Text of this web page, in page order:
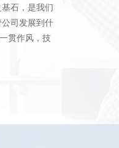
石，是我们
司发展到什
贯作风，技